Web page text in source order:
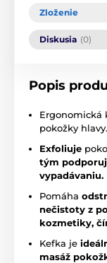
Zloženie
Diskusia (0)
Popis
Ergonomická
pokožky hlavy.
Exfoliuje
tým
vypadávaniu.
Pomáha
nečistoty z
kozmetiky,
Kefka je
masáž